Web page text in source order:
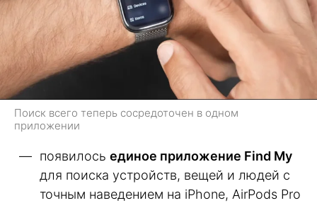
Поиск всего теперь сосредоточен в одном
приложении
появилось единое приложение Find My
для поиска устройств, вещей и людей с
точным наведением на iPhone, AirPods Pro